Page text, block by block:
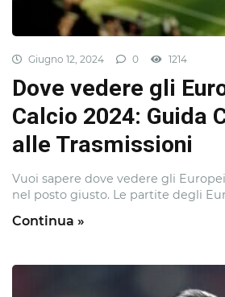
Giugno 12, 2024 0 1214
Dove vedere gli
Calcio 2024: Guida
alle Trasmissioni
Vuoi sapere dove vedere gli
nel posto giusto. Le partite degli
Continua »